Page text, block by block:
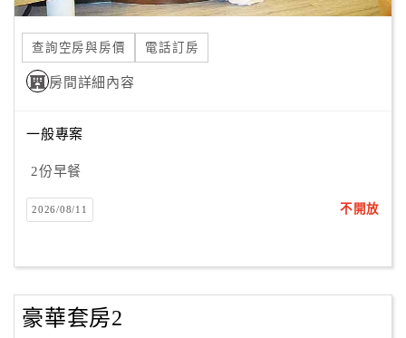
合
作
提
案
店
作
商
合
查詢空房與房價 電話訂房
房間詳細內容
一般專案
2份早餐
2026/08/11 不開放
豪華套房2